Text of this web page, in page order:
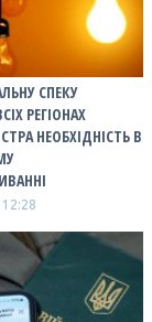
СПЕКУ
РЕГІОНАХ
НЕОБХІДНІСТЬ В